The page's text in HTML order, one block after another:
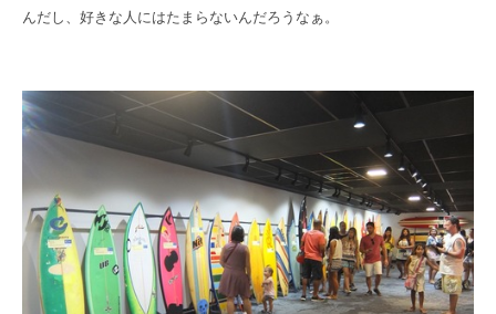
んだし、好きな人にはたまらないんだろうなぁ。